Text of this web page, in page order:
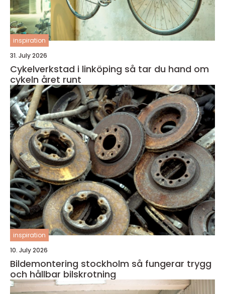
inspiration
31. July 2026
Cykelverkstad i linköping så tar du hand om
cykeln året runt
inspiration
10. July 2026
Bildemontering stockholm så fungerar trygg
och hållbar bilskrotning